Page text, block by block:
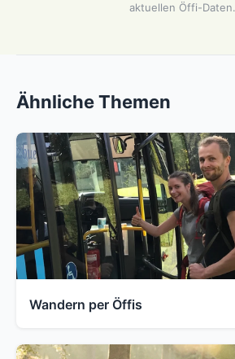
aktuellen Öffi-Daten.
Ähnliche Themen
Wandern per Öffis